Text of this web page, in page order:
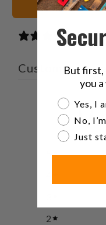
negras
0
Customer
0 /
2
But first,
you
Are you a
Yes, I
No,
Just